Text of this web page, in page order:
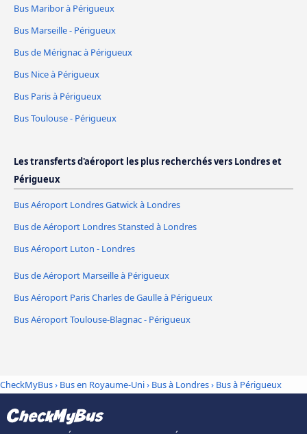
Bus Maribor à Périgueux
Bus Marseille - Périgueux
Bus de Mérignac à Périgueux
Bus Nice à Périgueux
Bus Paris à Périgueux
Bus Toulouse - Périgueux
Les transferts d'aéroport les plus recherchés vers Londres et
Périgueux
Bus Aéroport Londres Gatwick à Londres
Bus de Aéroport Londres Stansted à Londres
Bus Aéroport Luton - Londres
Bus de Aéroport Marseille à Périgueux
Bus Aéroport Paris Charles de Gaulle à Périgueux
Bus Aéroport Toulouse-Blagnac - Périgueux
CheckMyBus› Bus en Royaume-Uni› Bus à Londres› Bus à Périgueux